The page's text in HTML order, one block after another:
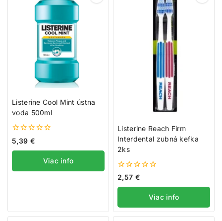
Listerine Cool Mint ústna
voda 500ml
0
5
5,39 €
Viac info
Listerine Reach Firm
Interdental zubná kefka
2ks
0
5
2,57 €
Viac info